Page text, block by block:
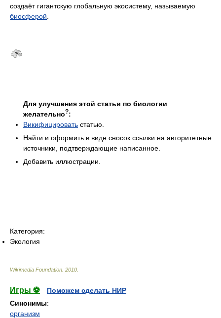
создаёт гигантскую глобальную экосистему, называемую
биосферой
Для улучшения этой статьи по биологии
желательно?:
Викифицировать статью.
Найти и оформить в виде сносок ссылки на авторитетные
источники, подтверждающие написанное.
Добавить иллюстрации.
Категория:
Экология
Wikimedia Foundation 2010
Игры ⚽
Поможем сделать НИР
Синонимы:
организм